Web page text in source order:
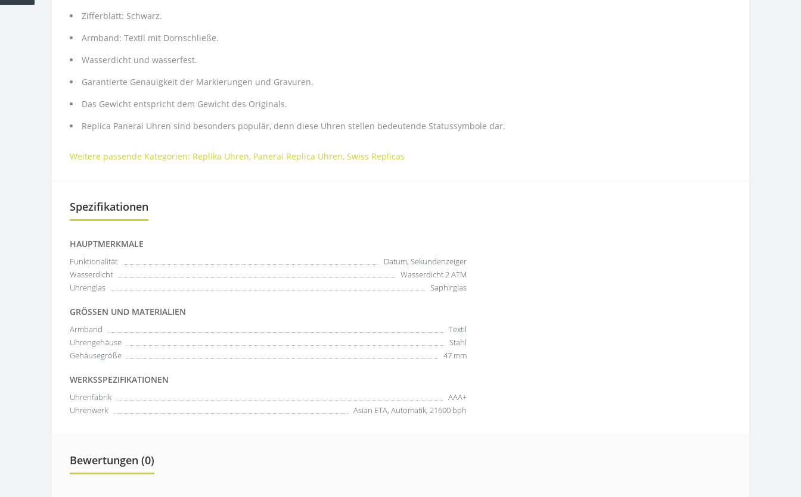
Zifferblatt: Schwarz.
Armband: Textil mit Dornschließe.
Wasserdicht und wasserfest.
Garantierte Genauigkeit der Markierungen und Gravuren.
Das Gewicht entspricht dem Gewicht des Originals.
Replica Panerai Uhren sind besonders populär, denn diese Uhren stellen bedeutende Statussymbole dar.
Weitere passende Kategorien: Replika Uhren, Panerai Replica Uhren, Swiss Replicas
Spezifikationen
HAUPTMERKMALE
Funktionalität
Datum, Sekundenzeiger
Wasserdicht
Wasserdicht 2 ATM
Uhrenglas
Saphirglas
GRÖSSEN UND MATERIALIEN
Armband
Textil
Uhrengehäuse
Stahl
Gehäusegröße
47 mm
WERKSSPEZIFIKATIONEN
Uhrenfabrik
AAA+
Uhrenwerk
Asian ETA, Automatik, 21600 bph
Bewertungen (0)